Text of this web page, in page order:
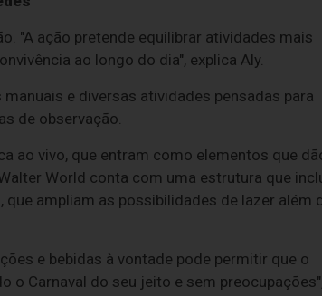
"A ação pretende equilibrar atividades mais
ao longo do dia", explica Aly.
e diversas atividades pensadas para
de observação.
ao vivo, que entram como elementos que
World conta com uma estrutura que
ampliam as possibilidades de lazer além
e bebidas à vontade pode permitir que o
o Carnaval do seu jeito e sem preocupações",